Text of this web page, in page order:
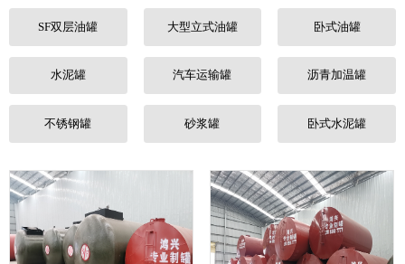
SF双层油罐 大型立式油罐 卧式油罐
水泥罐 汽车运输罐 沥青加温罐
不锈钢罐 砂浆罐 卧式水泥罐
行业动态
人才招聘
联系我们